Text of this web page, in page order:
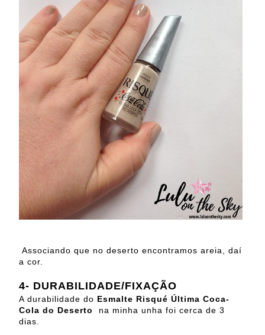
Associando que no deserto encontramos areia, daí
a cor.
4- DURABILIDADE/FIXAÇÃO
A durabilidade do Esmalte Risqué Última Coca-
Cola do Deserto
na minha unha foi cerca de 3
dias.